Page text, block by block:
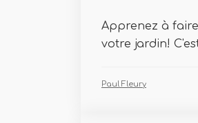
Apprenez à
votre jardin!
Paul Fleury